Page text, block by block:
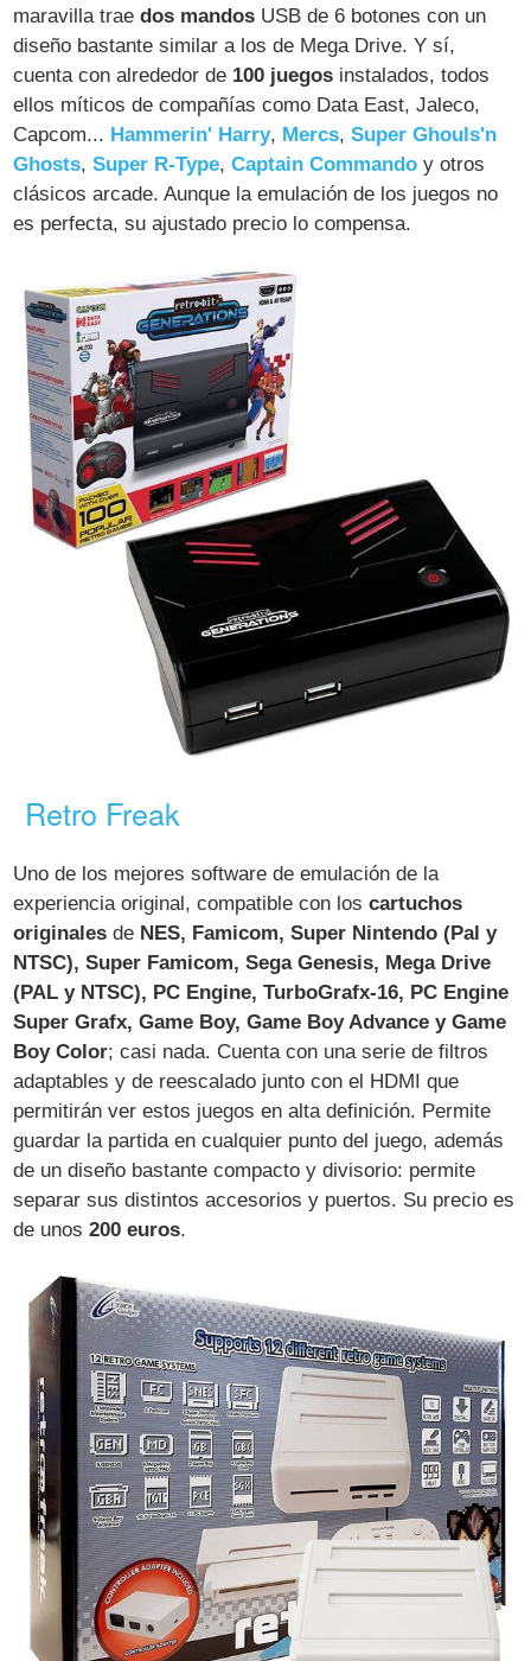
maravilla traedos mandos USB de 6 botones con un
diseño bastante similar a los de Mega Drive. Y sí,
cuenta con alrededor de 100 juegos instalados, todos
ellos míticos de compañías como Data East, Jaleco,
Capcom... Hammerin' Harry, Mercs,Super Ghouls'n
Ghosts,Super R-Type,Captain Commando y otros
clásicos arcade. Aunque la emulación de los juegos no
es perfecta, su ajustado precio lo compensa.
Retro Freak
Uno de los mejores software de emulación de la
experiencia original, compatible con loscartuchos
originales de NES, Famicom, Super Nintendo (Pal y
NTSC), Super Famicom, Sega Genesis, Mega Drive
(PAL y NTSC), PC Engine, TurboGrafx-16, PC Engine
Super Grafx, Game Boy, Game Boy Advance y Game
Boy Color; casi nada. Cuenta con una serie de filtros
adaptables y de reescalado junto con el HDMI que
permitirán ver estos juegos en alta definición. Permite
guardar la partida en cualquier punto del juego, además
de un diseño bastante compacto y divisorio: permite
separar sus distintos accesorios y puertos. Su precio es
de unos200 euros.